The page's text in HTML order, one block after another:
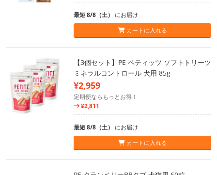
最短 8/8（土） にお届け
カートに入れる
【3個セット】PE ペティッツ ソフトトリーツ
ミネラルコントロール 犬用 85g
¥2,959
定期便ならもっとお得！
¥2,811
最短 8/8（土） にお届け
カートに入れる